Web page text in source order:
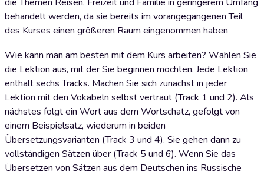
behandelt werden, da sie bereits im vorangegangenen Teil
des Kurses einen größeren Raum eingenommen haben
Wie kann man am besten mit dem Kurs arbeiten? Wählen Sie
die Lektion aus, mit der Sie beginnen möchten. Jede Lektion
enthält sechs Tracks. Machen Sie sich zunächst in jeder
Lektion mit den Vokabeln selbst vertraut (Track 1 und 2). Als
nächstes folgt ein Wort aus dem Wortschatz, gefolgt von
einem Beispielsatz, wiederum in beiden
Übersetzungsvarianten (Track 3 und 4). Sie gehen dann zu
vollständigen Sätzen über (Track 5 und 6). Wenn Sie das
Übersetzen von Sätzen aus dem Deutschen ins Russische